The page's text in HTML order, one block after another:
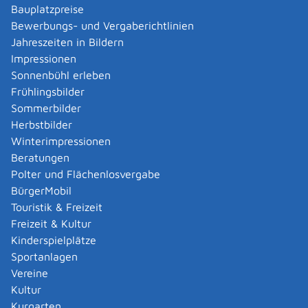
Bauplatzpreise
Bewerbungs- und Vergaberichtlinien
Jahreszeiten in Bildern
Impressionen
Sonnenbühl erleben
Frühlingsbilder
Sommerbilder
Herbstbilder
Winterimpressionen
Beratungen
Polter und Flächenlosvergabe
BürgerMobil
Touristik & Freizeit
Freizeit & Kultur
Kinderspielplätze
Sportanlagen
Vereine
Kultur
an.
Bearbeitungsdauer
Die Bearbeitungsdauer richtet sich je nach Auslastung
der jeweiligen Fahrerlaubnisbehörde.
Hinweise
Die erste Fahrerlaubnis erhalten Sie auf Probe. Die
Probezeit dauert 2 Jahre.
Vertiefende Informationen
BMDV:Übersicht über die Fahrerlaubnisklassen
Rechtsgrundlage
Straßenverkehrsgesetz (StVG)